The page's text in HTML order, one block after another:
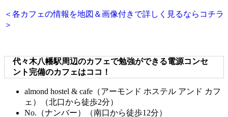
＜各カフェの情報を地図＆画像付きで詳しく見るならコチラ
＞
代々木八幡駅周辺のカフェで勉強ができる電源コンセ
ント完備のカフェはココ！
almond hostel & cafe（アーモンド ホステル アンド カフ
ェ）（北口から徒歩2分）
No.（ナンバー）（南口から徒歩12分）